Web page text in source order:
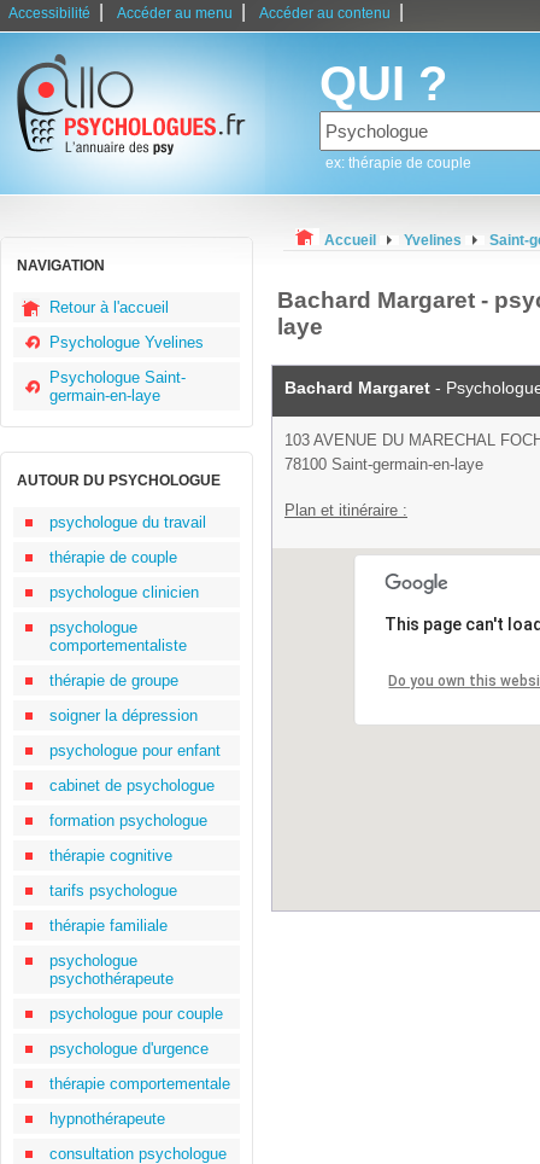
Accessibilité Accéder au menu Accéder au contenu
QUI ?
ex: thérapie de couple
NAVIGATION
Retour à l'accueil
Psychologue Yvelines
Psychologue Saint-
germain-en-laye
AUTOUR DU PSYCHOLOGUE
psychologue du travail
thérapie de couple
psychologue clinicien
psychologue
comportementaliste
thérapie de groupe
soigner la dépression
psychologue pour enfant
cabinet de psychologue
formation psychologue
thérapie cognitive
tarifs psychologue
thérapie familiale
psychologue
psychothérapeute
psychologue pour couple
psychologue d'urgence
thérapie comportementale
hypnothérapeute
consultation psychologue
Accueil Yvelines Saint-
Bachard Margaret -
laye
Bachard Margaret -
103 AVENUE DU MARECHAL
78100 Saint-germain-en-laye
Plan et itinéraire :
This page can't
Do you own this